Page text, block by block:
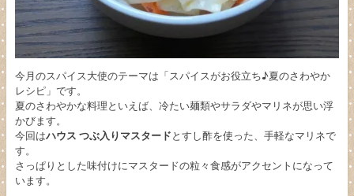
今月のスパイス大使のテーマは「スパイスがお役立ち♪夏のさわやか
レシピ」です。
夏のさわやかな料理といえば、冷たい麺類やサラダやマリネが思い浮
かびます。
今回はハウス つぶ入りマスタードとすし酢を使った、手軽なマリネで
す。
さっぱりとした味付けにマスタードの粒々食感がアクセントになって
います。